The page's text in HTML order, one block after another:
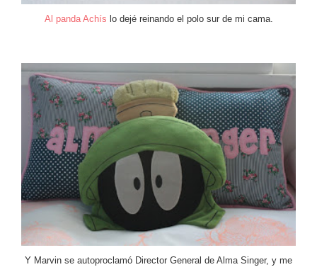
Al panda Achís lo dejé reinando el polo sur de mi cama.
Y Marvin se autoproclamó Director General de Alma Singer, y me